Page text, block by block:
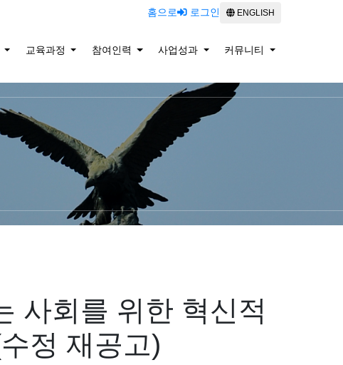
홈으로 로그인 ENGLISH
교육과정 참여인력 사업성과 커뮤니티
사회를 위한 혁신적
정 재공고)